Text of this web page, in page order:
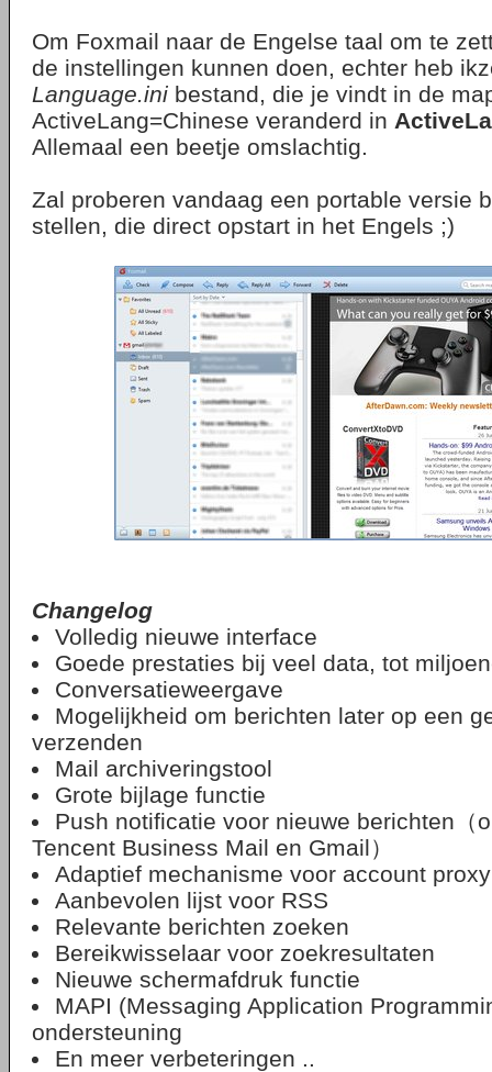
Om Foxmail naar de Engelse taal om te
de instellingen kunnen doen, echter heb
Language.ini bestand, die je vindt in de
ActiveLang=Chinese veranderd in
Allemaal een beetje omslachtig.
Zal proberen vandaag een portable versie
stellen, die direct opstart in het Engels ;)
Changelog
Volledig nieuwe interface
Goede prestaties bij veel data, tot
Conversatieweergave
Mogelijkheid om berichten later op een
verzenden
Mail archiveringstool
Grote bijlage functie
Push notificatie voor nieuwe berichten（
Tencent Business Mail en Gmail）
Adaptief mechanisme voor account
Aanbevolen lijst voor RSS
Relevante berichten zoeken
Bereikwisselaar voor zoekresultaten
Nieuwe schermafdruk functie
MAPI (Messaging Application
ondersteuning
En meer verbeteringen ..